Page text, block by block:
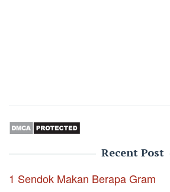
Recent Post
1 Sendok Makan Berapa Gram